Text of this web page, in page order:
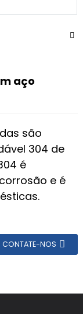
aço
são
304 de
é
e é
CONTATE-NOS